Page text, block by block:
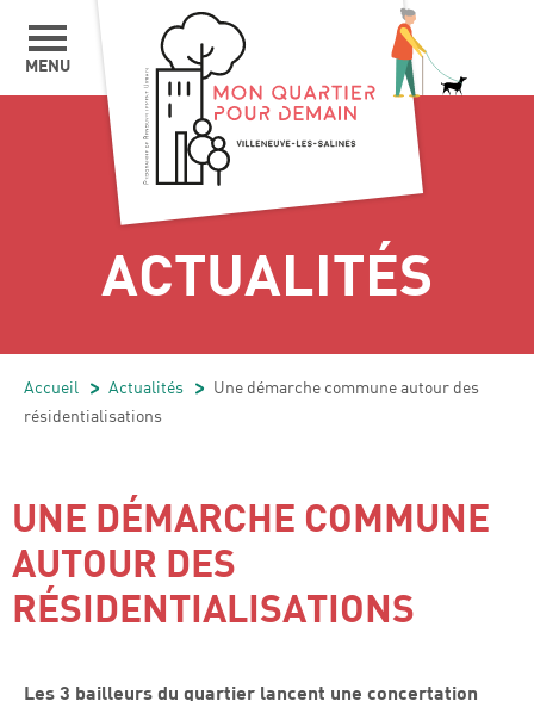
MENU
ACTUALITÉS
Accueil Actualités
Une démarche commune autour des
résidentialisations
UNE DÉMARCHE COMMUNE
AUTOUR DES
RÉSIDENTIALISATIONS
Les 3 bailleurs du quartier lancent une concertation